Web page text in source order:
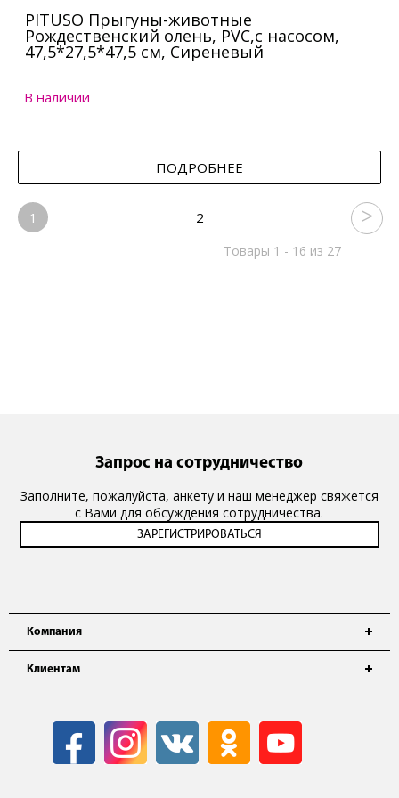
PITUSO Прыгуны-животные
Рождественский олень, PVC,с насосом,
47,5*27,5*47,5 см, Сиреневый
В наличии
ПОДРОБНЕЕ
1 2
Товары 1 - 16 из 27
Компания
Клиентам
Запрос на сотрудничество
Заполните, пожалуйста, анкету и наш менеджер свяжется
с Вами для обсуждения сотрудничества.